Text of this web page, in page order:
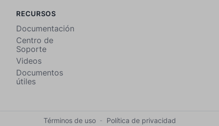
RECURSOS
Documentación
Centro de
Soporte
Videos
Documentos
útiles
Términos de uso - Política de privacidad